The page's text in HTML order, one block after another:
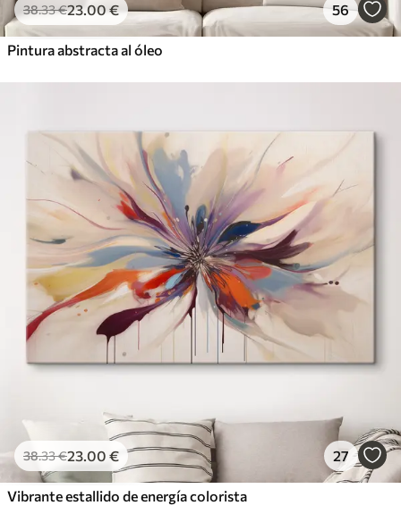
38.33€23.00€ 56
Pintura abstracta al óleo
38.33€23.00 € 27
Vibrante estallido de energía colorista